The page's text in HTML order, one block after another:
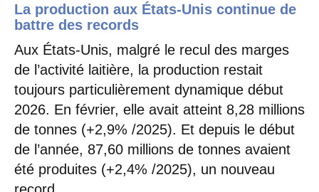
La production aux États-Unis continue de
battre des records
Aux États-Unis, malgré le recul des marges
de l’activité laitière, la production restait
toujours particulièrement dynamique début
2026. En février, elle avait atteint 8,28 millions
de tonnes (+2,9% /2025). Et depuis le début
de l’année, 87,60 millions de tonnes avaient
été produites (+2,4% /2025), un nouveau